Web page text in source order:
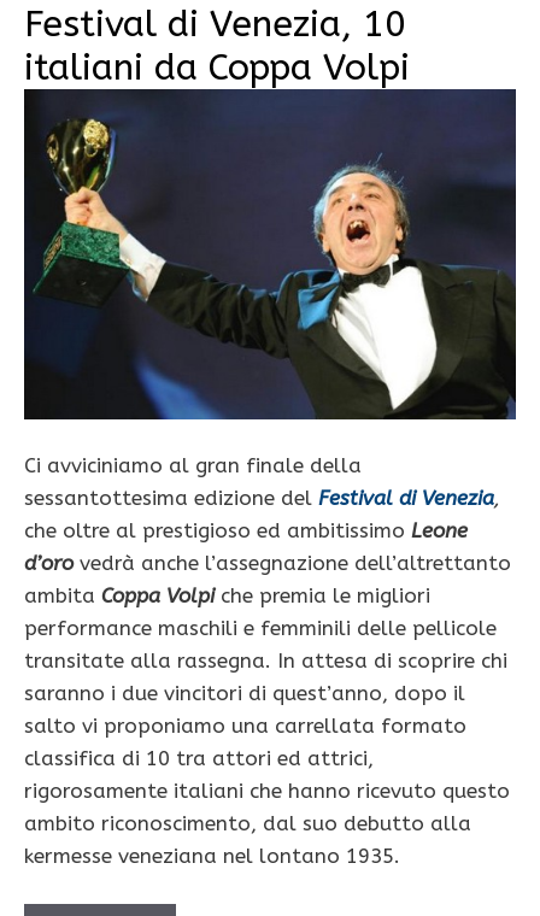
Festival di Venezia, 10
italiani da Coppa Volpi
Ci avviciniamo al gran finale della
sessantottesima edizione del Festival di Venezia,
che oltre al prestigioso ed ambitissimo Leone
d’orovedrà anche l’assegnazione dell’altrettanto
ambita Coppa Volpiche premia le migliori
performance maschili e femminili delle pellicole
transitate alla rassegna. In attesa di scoprire chi
saranno i due vincitori di quest’anno, dopo il
salto vi proponiamo una carrellata formato
classifica di 10 tra attori ed attrici,
rigorosamente italiani che hanno ricevuto questo
ambito riconoscimento, dal suo debutto alla
kermesse veneziana nel lontano 1935.